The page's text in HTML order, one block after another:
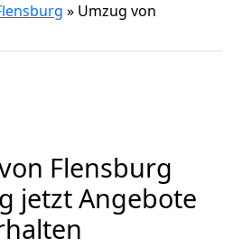
» Umzug von
Flensburg
jetzt Angebote